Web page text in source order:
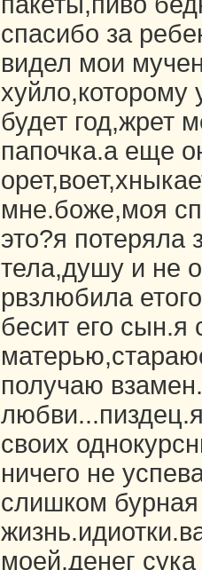
спасибо за
видел мои
хуйло,которому
будет год,жрет
папочка.а еще
мне.боже,моя
это?я потеряла
тела,душу и не
рвзлюбила
бесит его
получаю
своих
ничего не
слишком
моей.денег сука